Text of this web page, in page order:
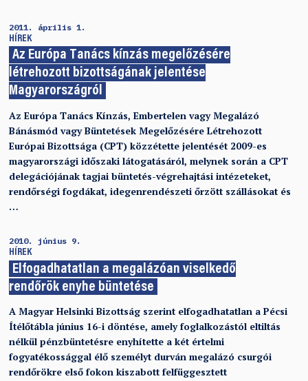
2011. április 1.
HÍREK
Az Európa Tanács kínzás megelőzésére
létrehozott bizottságának jelentése
Magyarországról
Az Európa Tanács Kínzás, Embertelen vagy Megalázó
Bánásmód vagy Büntetések Megelőzésére Létrehozott
Európai Bizottsága (CPT) közzétette jelentését 2009-es
magyarországi időszaki látogatásáról, melynek során a CPT
delegációjának tagjai büntetés-végrehajtási intézeteket,
rendőrségi fogdákat, idegenrendészeti őrzött szállásokat és
…
2010. június 9.
HÍREK
Elfogadhatatlan a megalázóan viselkedő
rendőrök enyhe büntetése
A Magyar Helsinki Bizottság szerint elfogadhatatlan a Pécsi
Ítélőtábla június 16-i döntése, amely foglalkozástól eltiltás
nélkül pénzbüntetésre enyhítette a két értelmi
fogyatékossággal élő személyt durván megalázó csurgói
rendőrökre első fokon kiszabott felfüggesztett